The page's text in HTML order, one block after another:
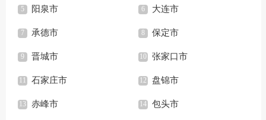
阳泉市 大连市
承德市 保定市
晋城市 张家口市
石家庄市 盘锦市
赤峰市 包头市